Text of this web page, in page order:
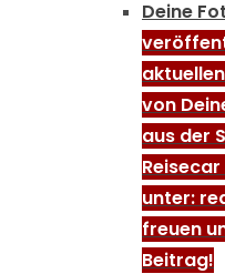
Deine
von
aus der
unter:
freuen
Beitrag!